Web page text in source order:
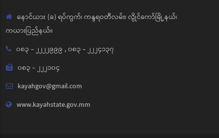
နောင်ယား (ခ) ရပ်ကွက်၊ ကန္ဒရဝတီလမ်း၊ လွိုင်ကော်မြို့နယ်၊
ကယားပြည်နယ်။
၀၈၃ - ၂၂၂၂၉၉၉ ,၀၈၃ - ၂၂၂၄၁၃၇
၀၈၃ - ၂၂၂၁၀၄
kayahgov@gmail.com
www.kayahstate.gov.mm